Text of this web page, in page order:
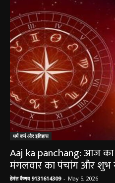
धर्म कर्म और इतिहास
Aaj ka panchang: आज
मंगलवार का पंचांग और
हेमंत वैष्णव 9131614309 - May 5, 2026